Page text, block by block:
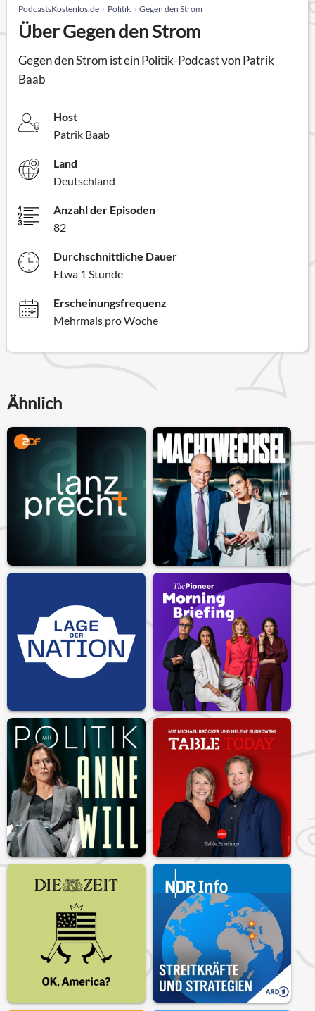
PodcastsKostenlos.de Politik Gegen den Strom
Über Gegen den Strom
Gegen den Strom ist ein Politik-Podcast von Patrik
Baab
Host
Patrik Baab
Land
Deutschland
Anzahl der Episoden
82
Durchschnittliche Dauer
Etwa 1 Stunde
Erscheinungsfrequenz
Mehrmals pro Woche
Ähnlich